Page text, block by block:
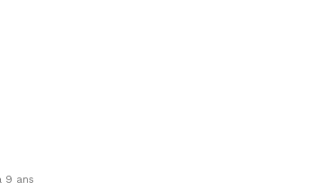
9 ans